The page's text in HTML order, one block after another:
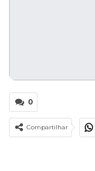
0
Compartilhar